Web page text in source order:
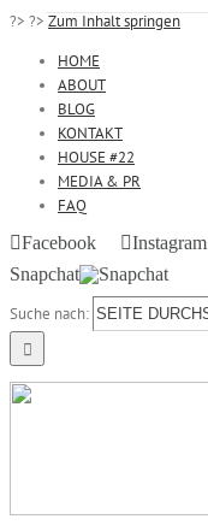
?> ?> Zum Inhalt springen
HOME
ABOUT
BLOG
KONTAKT
HOUSE #22
MEDIA & PR
FAQ
Facebook
Instagram
Snapchat
Suche nach: